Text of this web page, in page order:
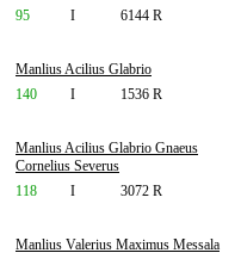
95
I 6144 R
Manlius Acilius Glabrio
140
I 1536 R
Manlius Acilius Glabrio Gnaeus
Cornelius Severus
118
I 3072 R
Manlius Valerius Maximus Messala